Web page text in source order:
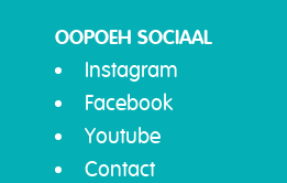
OOPOEH SOCIAAL
Instagram
Facebook
Youtube
Contact